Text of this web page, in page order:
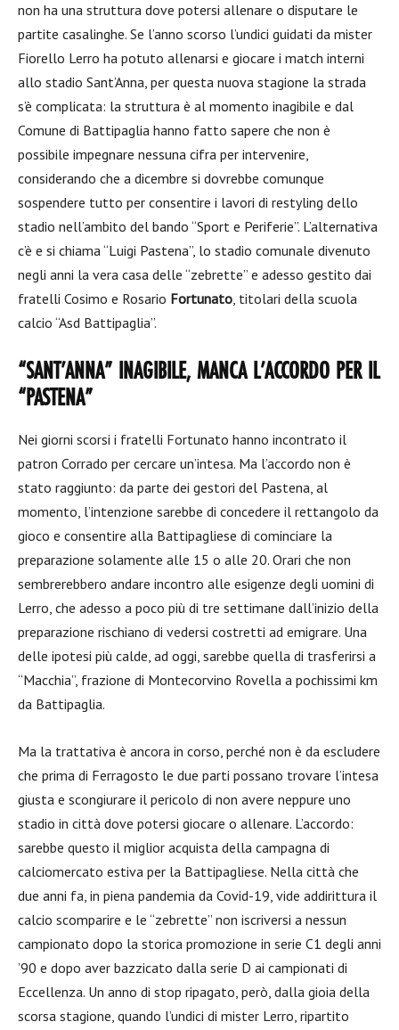
non ha una struttura dove potersi allenare o disputare le
partite casalinghe. Se l’anno scorso l’undici guidati da mister
Fiorello Lerro ha potuto allenarsi e giocare i match interni
allo stadio Sant’Anna, per questa nuova stagione la strada
s’è complicata: la struttura è al momento inagibile e dal
Comune di Battipaglia hanno fatto sapere che non è
possibile impegnare nessuna cifra per intervenire,
considerando che a dicembre si dovrebbe comunque
sospendere tutto per consentire i lavori di restyling dello
stadio nell’ambito del bando “Sport e Periferie”. L’alternativa
c’è e si chiama “Luigi Pastena”, lo stadio comunale divenuto
negli anni la vera casa delle “zebrette” e adesso gestito dai
fratelli Cosimo e Rosario Fortunato, titolari della scuola
calcio “Asd Battipaglia”.
“SANT’ANNA” INAGIBILE, MANCA L’ACCORDO PER IL
“PASTENA”
Nei giorni scorsi i fratelli Fortunato hanno incontrato il
patron Corrado per cercare un’intesa. Ma l’accordo non è
stato raggiunto: da parte dei gestori del Pastena, al
momento, l’intenzione sarebbe di concedere il rettangolo da
gioco e consentire alla Battipagliese di cominciare la
preparazione solamente alle 15 o alle 20. Orari che non
sembrerebbero andare incontro alle esigenze degli uomini di
Lerro, che adesso a poco più di tre settimane dall’inizio della
preparazione rischiano di vedersi costretti ad emigrare. Una
delle ipotesi più calde, ad oggi, sarebbe quella di trasferirsi a
“Macchia”, frazione di Montecorvino Rovella a pochissimi km
da Battipaglia.
Ma la trattativa è ancora in corso, perché non è da escludere
che prima di Ferragosto le due parti possano trovare l’intesa
giusta e scongiurare il pericolo di non avere neppure uno
stadio in città dove potersi giocare o allenare. L’accordo:
sarebbe questo il miglior acquista della campagna di
calciomercato estiva per la Battipagliese. Nella città che
due anni fa, in piena pandemia da Covid-19, vide addirittura il
calcio scomparire e le “zebrette” non iscriversi a nessun
campionato dopo la storica promozione in serie C1 degli anni
’90 e dopo aver bazzicato dalla serie D ai campionati di
Eccellenza. Un anno di stop ripagato, però, dalla gioia della
scorsa stagione, quando l’undici di mister Lerro, ripartito